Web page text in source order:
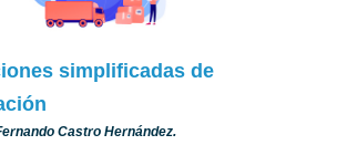
simplificadas de
Castro Hernández.